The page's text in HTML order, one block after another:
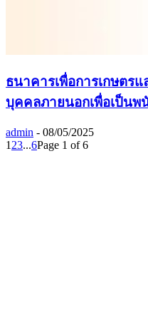
ธนาคารเพื่อการเกษตร
บุคคลภายนอกเพื่อเป็นพ
admin - 08/05/2025
1 23...6Page 1 of 6